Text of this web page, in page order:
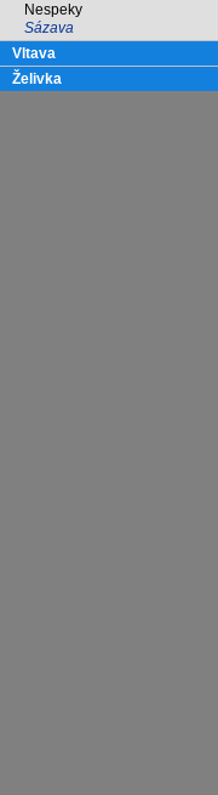
Nespeky
Sázava
Vltava
Želivka